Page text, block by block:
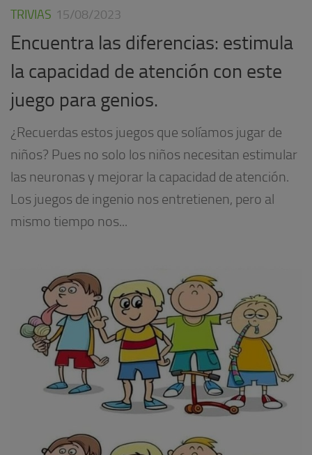
TRIVIAS 15/08/2023
Encuentra las diferencias: estimula
la capacidad de atención con este
juego para genios.
¿Recuerdas estos juegos que solíamos jugar de
niños? Pues no solo los niños necesitan estimular
las neuronas y mejorar la capacidad de atención.
Los juegos de ingenio nos entretienen, pero al
mismo tiempo nos...